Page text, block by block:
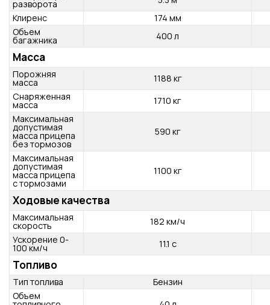
Длина
4164 мм
Ширина
1780 мм
Высота
1530 мм
База
Мин. радиус
разворота 5.3 м
Клиренс
174 мм
Объем
багажника 400 л
Масса
Порожняя
масса
Снаряженная
масса
Максимальная
допустимая
масса прицепа
без тормозов
590 кг
Максимальная
допустимая
масса прицепа
с тормозами
Ходовые качества